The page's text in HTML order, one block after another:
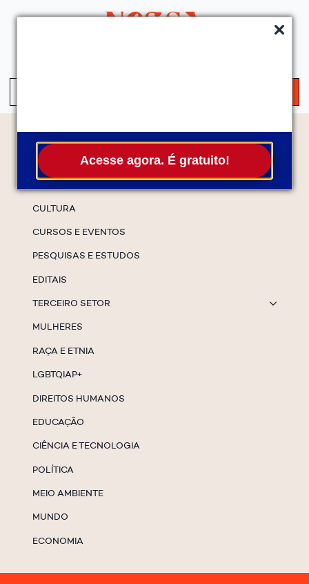
Acesse agora. É gratuito!
Temas
CULTURA
CURSOS E EVENTOS
PESQUISAS E ESTUDOS
EDITAIS
TERCEIRO SETOR
MULHERES
RAÇA E ETNIA
LGBTQIAP+
DIREITOS HUMANOS
EDUCAÇÃO
CIÊNCIA E TECNOLOGIA
POLÍTICA
MEIO AMBIENTE
MUNDO
ECONOMIA